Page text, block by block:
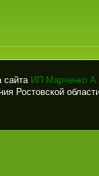
сайта ИП Марченко
Ростовской